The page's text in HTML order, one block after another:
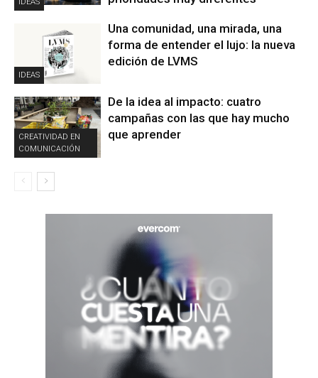
IDEAS
Una comunidad, una mirada, una
forma de entender el lujo: la nueva
edición de LVMS
CREATIVIDAD EN
COMUNICACIÓN
De la idea al impacto: cuatro
campañas con las que hay mucho
que aprender